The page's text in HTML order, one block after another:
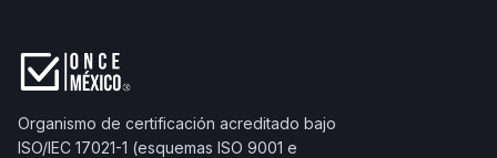
Organismo de certificación acreditado bajo
ISO/IEC 17021-1 (esquemas ISO 9001 e